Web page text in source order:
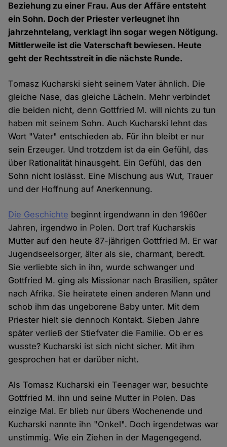
Beziehung zu einer Frau. Aus der Affäre entsteht
ein Sohn. Doch der Priester verleugnet ihn
jahrzehntelang, verklagt ihn sogar wegen Nötigung.
Mittlerweile ist die Vaterschaft bewiesen. Heute
geht der Rechtsstreit in die nächste Runde.
Tomasz Kucharski sieht seinem Vater ähnlich. Die
gleiche Nase, das gleiche Lächeln. Mehr verbindet
die beiden nicht, denn Gottfried M. will nichts zu tun
haben mit seinem Sohn. Auch Kucharski lehnt das
Wort "Vater" entschieden ab. Für ihn bleibt er nur
sein Erzeuger. Und trotzdem ist da ein Gefühl, das
über Rationalität hinausgeht. Ein Gefühl, das den
Sohn nicht loslässt. Eine Mischung aus Wut, Trauer
und der Hoffnung auf Anerkennung.
Die Geschichte beginnt irgendwann in den 1960er
Jahren, irgendwo in Polen. Dort traf Kucharskis
Mutter auf den heute 87-jährigen Gottfried M. Er war
Jugendseelsorger, älter als sie, charmant, beredt.
Sie verliebte sich in ihn, wurde schwanger und
Gottfried M. ging als Missionar nach Brasilien, später
nach Afrika. Sie heiratete einen anderen Mann und
schob ihm das ungeborene Baby unter. Mit dem
Priester hielt sie dennoch Kontakt. Sieben Jahre
später verließ der Stiefvater die Familie. Ob er es
wusste? Kucharski ist sich nicht sicher. Mit ihm
gesprochen hat er darüber nicht.
Als Tomasz Kucharski ein Teenager war, besuchte
Gottfried M. ihn und seine Mutter in Polen. Das
einzige Mal. Er blieb nur übers Wochenende und
Kucharski nannte ihn "Onkel". Doch irgendetwas war
unstimmig. Wie ein Ziehen in der Magengegend.